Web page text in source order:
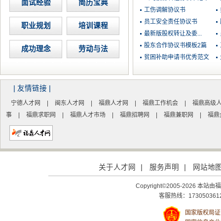
面试经验 简历宝典
职业规划 培训课程
成功理念 劳动与法
工伤调解协议书
员工安全责任协议书
最新版股权转让及委...
股东合作协议书模板2篇
贫困补助申请书优秀范文
| 友情链接 |
宁德人才网 闽东人才网 福鼎人才网 福鼎工作机会
福鼎高级
事
福鼎求职网 福鼎人才市场 福鼎招聘网 福鼎兼职网 福鼎
关于人才网 服务声明 网站地
Copyright©2005-2026 本站由
客服热线：
国家版权局